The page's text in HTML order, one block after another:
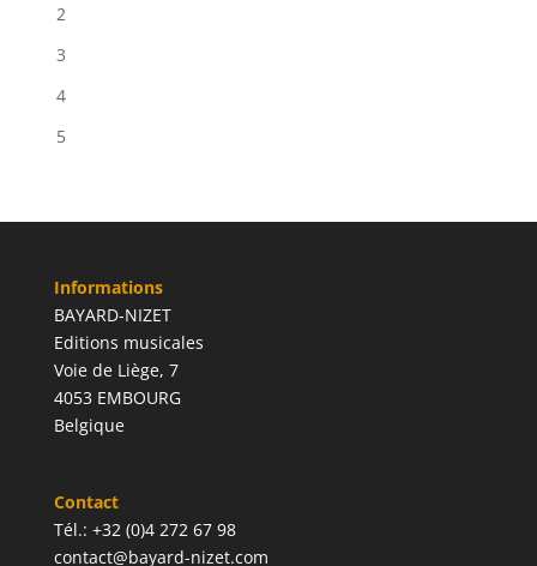
2
3
4
5
Informations
BAYARD-NIZET
Editions musicales
Voie de Liège, 7
4053 EMBOURG
Belgique
Contact
Tél.: +32 (0)4 272 67 98
contact@bayard-nizet.com